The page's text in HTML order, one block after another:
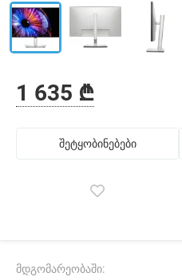
1 635 ₾
შეტყობინებები
მდგომარეობაში: